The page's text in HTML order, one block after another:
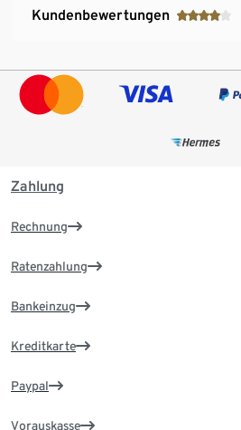
Kundenbewertungen
Zahlung
Rechnung
Ratenzahlung
Bankeinzug
Kreditkarte
Paypal
Vorauskasse